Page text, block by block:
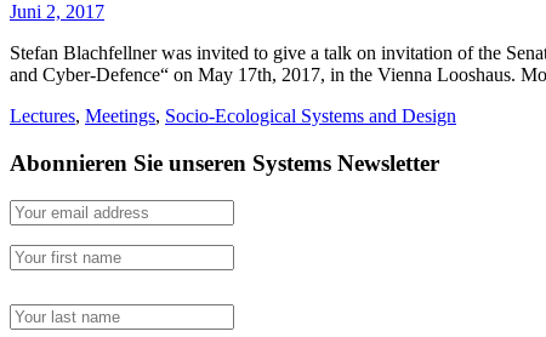
Juni 2, 2017
Stefan Blachfellner was invited to give a talk on invitation of the
and Cyber-Defence“ on May 17th, 2017, in the Vienna Looshaus.
Lectures, Meetings, Socio-Ecological Systems and Design
Abonnieren Sie unseren Systems Newsletter